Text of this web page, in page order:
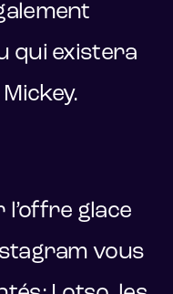
qui existera
glace
vous